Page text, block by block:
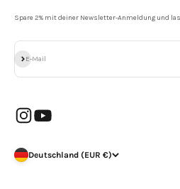
Spare 2% mit deiner Newsletter-Anmeldung und
E-Mail
Abonnieren
Deutschland (EUR €)